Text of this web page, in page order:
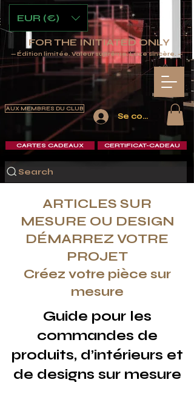
Se connecter
AUX MEMBRES DU CLUB
Search
CARTES CADEAUX CERTIFICAT-CADEAU
FOR THE INITIATED ONLY
— Édition limitée. Valeur suprême. Luxe sincère. —
EUR (€)
ARTICLES SUR
MESURE OU DESIGN
DÉMARREZ VOTRE
PROJET
Créez votre pièce sur
mesure
Guide pour les
commandes de
produits, d’intérieurs et
de designs sur mesure